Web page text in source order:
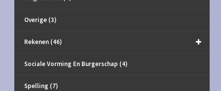
Overige (3)
Rekenen (46)
Sociale Vorming En Burgerschap (4)
Spelling (7)